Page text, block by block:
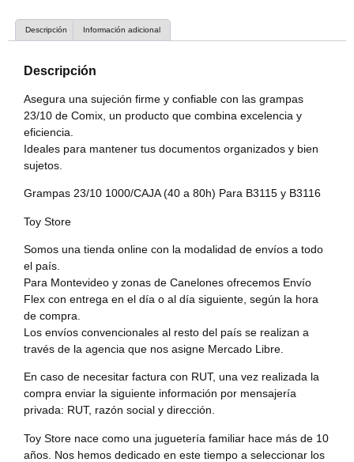
Descripción Información adicional
Descripción
Asegura una sujeción firme y confiable con las grampas
23/10 de Comix, un producto que combina excelencia y
eficiencia.
Ideales para mantener tus documentos organizados y bien
sujetos.
Grampas 23/10 1000/CAJA (40 a 80h) Para B3115 y B3116
Toy Store
Somos una tienda online con la modalidad de envíos a todo
el país.
Para Montevideo y zonas de Canelones ofrecemos Envío
Flex con entrega en el día o al día siguiente, según la hora
de compra.
Los envíos convencionales al resto del país se realizan a
través de la agencia que nos asigne Mercado Libre.
En caso de necesitar factura con RUT, una vez realizada la
compra enviar la siguiente información por mensajería
privada: RUT, razón social y dirección.
Toy Store nace como una juguetería familiar hace más de 10
años. Nos hemos dedicado en este tiempo a seleccionar los